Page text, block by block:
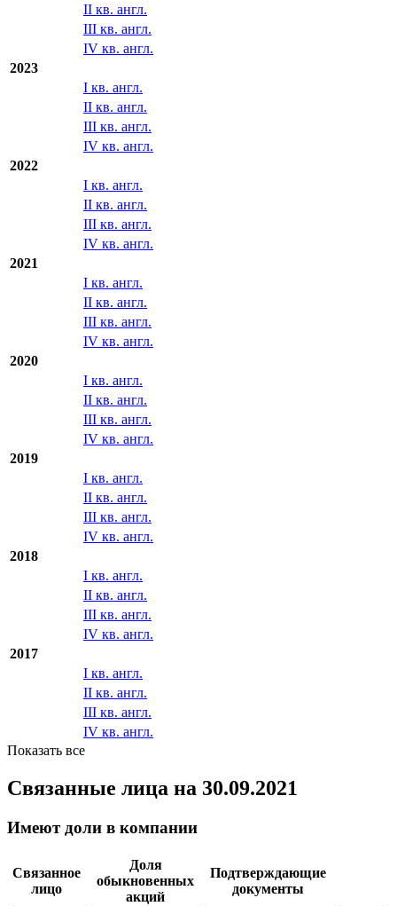
II кв. англ.
III кв. англ.
IV кв. англ.
2023
I кв. англ.
II кв. англ.
III кв. англ.
IV кв. англ.
2022
I кв. англ.
II кв. англ.
III кв. англ.
IV кв. англ.
2021
I кв. англ.
II кв. англ.
III кв. англ.
IV кв. англ.
2020
I кв. англ.
II кв. англ.
III кв. англ.
IV кв. англ.
2019
I кв. англ.
II кв. англ.
III кв. англ.
IV кв. англ.
2018
I кв. англ.
II кв. англ.
III кв. англ.
IV кв. англ.
2017
I кв. англ.
II кв. англ.
III кв. англ.
IV кв. англ.
Показать все
Связанные лица на 30.09.2021
Имеют доли в компании
Связанное
лицо
Доля
обыкновенных
акций
Подтверждающие
документы